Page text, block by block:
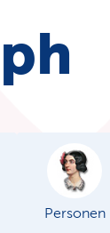
Personen